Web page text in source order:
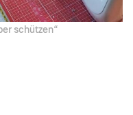
schützen“